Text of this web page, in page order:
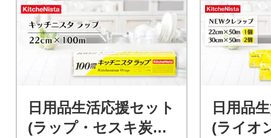
日用品生活応援セット
(ラップ・セスキ炭酸
日用品
(ライオ